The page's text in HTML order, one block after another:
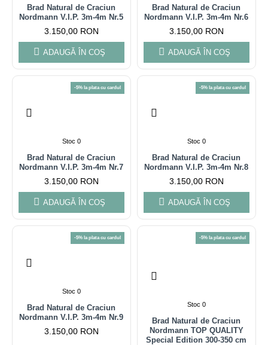
Brad Natural de Craciun
Nordmann V.I.P. 3m-4m Nr.5
3.150,00 RON
ADAUGĂ ÎN COŞ
Brad Natural de Craciun
Nordmann V.I.P. 3m-4m Nr.6
3.150,00 RON
ADAUGĂ ÎN COŞ
-5% la plata cu cardul
Stoc 0
Brad Natural de Craciun
Nordmann V.I.P. 3m-4m Nr.7
3.150,00 RON
ADAUGĂ ÎN COŞ
-5% la plata cu cardul
Stoc 0
Brad Natural de Craciun
Nordmann V.I.P. 3m-4m Nr.8
3.150,00 RON
ADAUGĂ ÎN COŞ
-5% la plata cu cardul
Stoc 0
Brad Natural de Craciun
Nordmann V.I.P. 3m-4m Nr.9
3.150,00 RON
-5% la plata cu cardul
Stoc 0
Brad Natural de Craciun
Nordmann TOP QUALITY
Special Edition 300-350 cm